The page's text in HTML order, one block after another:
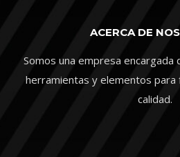
ACERCA DE
Somos una empresa
herramientas y elementos
calidad.